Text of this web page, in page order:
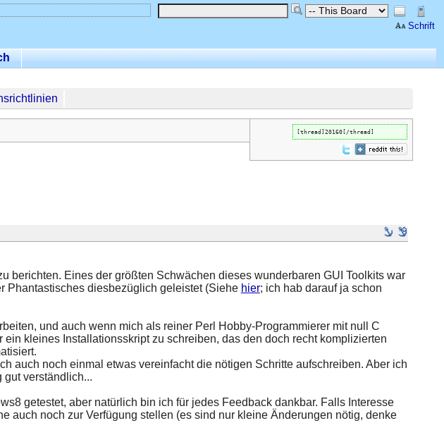
Schrift
[thread]20160[/thread]
berichten. Eines der größten Schwächen dieses wunderbaren GUI Toolkits war
Phantastisches diesbezüglich geleistet (Siehe hier; ich hab darauf ja schon
und auch wenn mich als reiner Perl Hobby-Programmierer mit null C
kleines Installationsskript zu schreiben, das den doch recht komplizierten
auch noch einmal etwas vereinfacht die nötigen Schritte aufschreiben. Aber ich
verständlich...
getestet, aber natürlich bin ich für jedes Feedback dankbar. Falls Interesse
auch noch zur Verfügung stellen (es sind nur kleine Änderungen nötig, denke